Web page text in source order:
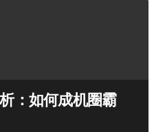
：如何成机圈霸